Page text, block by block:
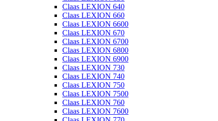
Claas LEXION 640
Claas LEXION 660
Claas LEXION 6600
Claas LEXION 670
Claas LEXION 6700
Claas LEXION 6800
Claas LEXION 6900
Claas LEXION 730
Claas LEXION 740
Claas LEXION 750
Claas LEXION 7500
Claas LEXION 760
Claas LEXION 7600